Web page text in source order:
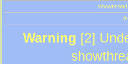
/
/
Warning [2]